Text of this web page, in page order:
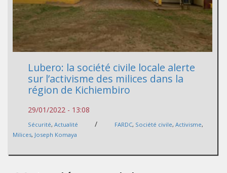
Lubero: la société civile locale alerte
sur l’activisme des milices dans la
région de Kichiembiro
29/01/2022 - 13:08
Sécurité, Actualité / FARDC, Société civile, Activisme,
Milices, Joseph Komaya